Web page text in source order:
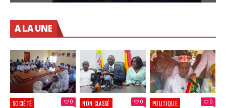
A LA UNE
SOCIÉTÉ 0 NON CLASSÉ 0 POLITIQUE 0